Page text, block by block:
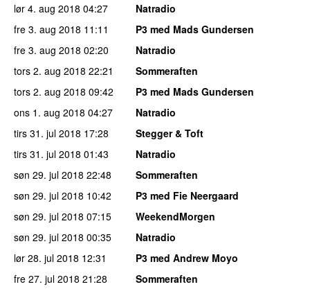
lør 4. aug 2018 04:27
Natradio
fre 3. aug 2018 11:11
P3 med Mads Gundersen
fre 3. aug 2018 02:20
Natradio
tors 2. aug 2018 22:21
Sommeraften
tors 2. aug 2018 09:42
P3 med Mads Gundersen
ons 1. aug 2018 04:27
Natradio
tirs 31. jul 2018 17:28
Stegger & Toft
tirs 31. jul 2018 01:43
Natradio
søn 29. jul 2018 22:48
Sommeraften
søn 29. jul 2018 10:42
P3 med Fie Neergaard
søn 29. jul 2018 07:15
WeekendMorgen
søn 29. jul 2018 00:35
Natradio
lør 28. jul 2018 12:31
P3 med Andrew Moyo
fre 27. jul 2018 21:28
Sommeraften